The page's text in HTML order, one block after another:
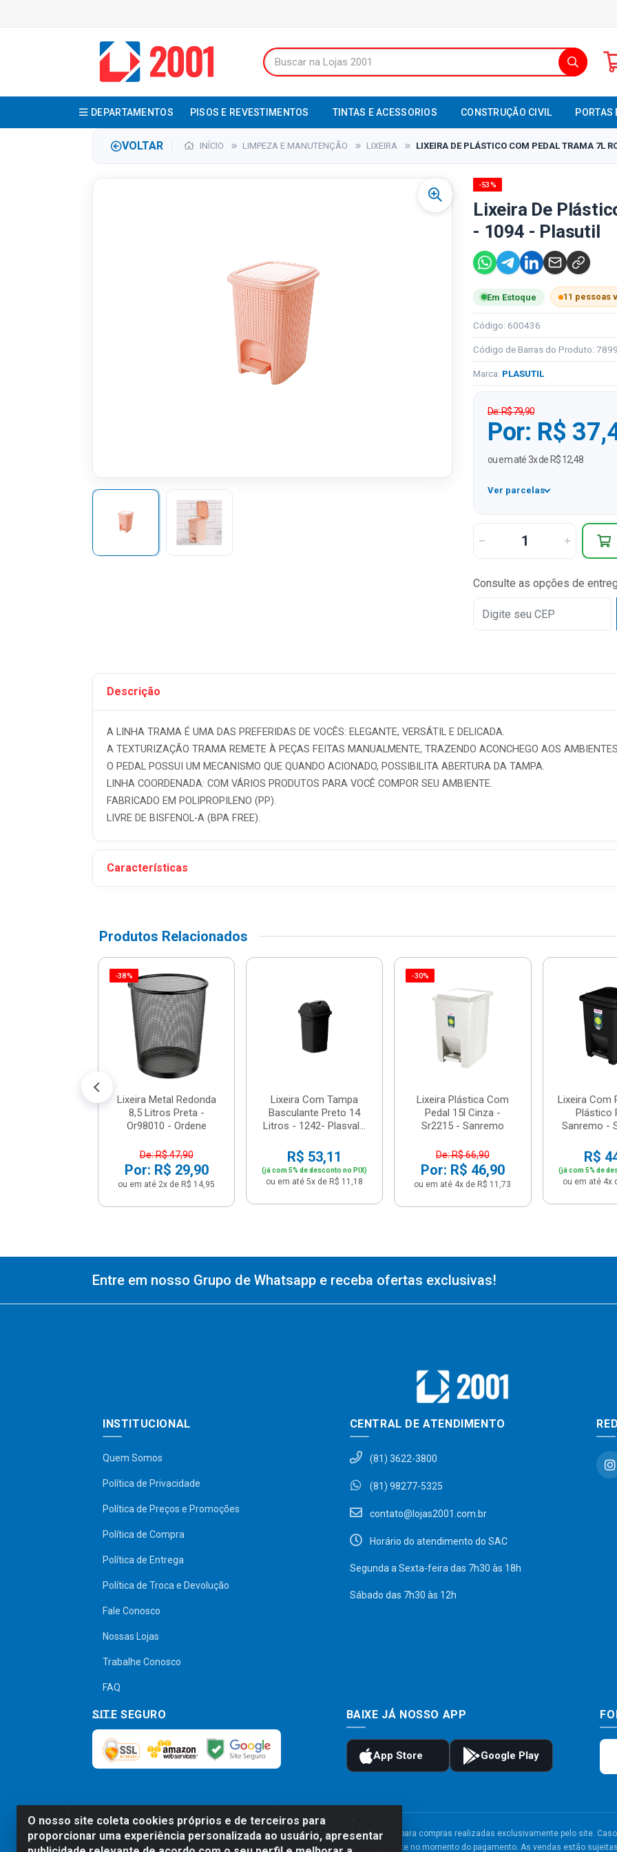
DEPARTAMENTOS PISOS E REVESTIMENTOS TINTAS E ACESSORIOS CONSTRUÇÃO CIVIL PORTAS
VOLTAR INÍCIO LIMPEZA E MANUTENÇÃO LIXEIRA LIXEIRA DE PLÁSTICO COM PEDAL TRAMA 7L
-53%
Lixeira De
- 1094 - Plasutil
Em Estoque 11 pessoas
Código: 600436
Código de Barras do Produto:
Marca: PLASUTIL
De: R$ 79,90
Por: R$
ou em até 3x de R$ 12,48
Ver parcelas
1x
Consulte as opções de
Descrição
A LINHA TRAMA É UMA DAS PREFERIDAS DE VOCÊS: ELEGANTE, VERSÁTIL E DELICADA.
A TEXTURIZAÇÃO TRAMA REMETE À PEÇAS FEITAS MANUALMENTE, TRAZENDO ACONCHEGO AOS
O PEDAL POSSUI UM MECANISMO QUE QUANDO ACIONADO, POSSIBILITA ABERTURA DA TAMPA.
LINHA COORDENADA: COM VÁRIOS PRODUTOS PARA VOCÊ COMPOR SEU AMBIENTE.
FABRICADO EM POLIPROPILENO (PP).
LIVRE DE BISFENOL-A (BPA FREE).
Características
Produtos Relacionados
-38%
Lixeira Metal Redonda
8,5 Litros Preta -
Or98010 - Ordene
De: R$ 47,90
Por: R$ 29,90
ou em até 2x de R$ 14,95
Lixeira Com Tampa
Basculante Preto 14
Litros - 1242- Plasval...
R$ 53,11
(já com 5% de desconto no PIX)
ou em até 5x de R$ 11,18
-30%
Lixeira Plástica Com
Pedal 15l Cinza -
Sr2215 - Sanremo
De: R$ 66,90
Por: R$ 46,90
ou em até 4x de R$ 11,73
Lixeira Com
Plástico
Sanremo -
R$
(já com 5% de
ou em até 4x
O nosso site coleta cookies próprios e de terceiros para
proporcionar uma experiência personalizada ao usuário, apresentar
Entre em nosso Grupo de Whatsapp e receba ofertas exclusivas!
INSTITUCIONAL
Quem Somos
Política de Privacidade
Política de Preços e Promoções
Política de Compra
Política de Entrega
Política de Troca e Devolução
Fale Conosco
Nossas Lojas
Trabalhe Conosco
FAQ
CENTRAL DE ATENDIMENTO
(81) 3622-3800
(81) 98277-5325
contato@lojas2001.com.br
Horário do atendimento do SAC
Segunda a Sexta-feira das 7h30 às 18h
Sábado das 7h30 às 12h
SITE SEGURO BAIXE JÁ NOSSO APP
Preços, promoções, condições de pagamento e frete são válidos para compras realizadas exclusivamente pelo site.
será válido o preço que for exibido no carrinho de compras do site no momento do pagamento. As vendas estão